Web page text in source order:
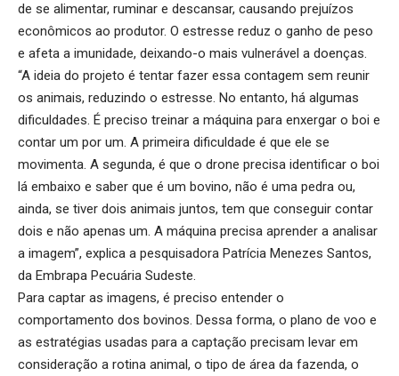
de se alimentar, ruminar e descansar, causando prejuízos
econômicos ao produtor. O estresse reduz o ganho de peso
e afeta a imunidade, deixando-o mais vulnerável a doenças.
“A ideia do projeto é tentar fazer essa contagem sem reunir
os animais, reduzindo o estresse. No entanto, há algumas
dificuldades. É preciso treinar a máquina para enxergar o boi e
contar um por um. A primeira dificuldade é que ele se
movimenta. A segunda, é que o drone precisa identificar o boi
lá embaixo e saber que é um bovino, não é uma pedra ou,
ainda, se tiver dois animais juntos, tem que conseguir contar
dois e não apenas um. A máquina precisa aprender a analisar
a imagem”, explica a pesquisadora Patrícia Menezes Santos,
da Embrapa Pecuária Sudeste.
Para captar as imagens, é preciso entender o
comportamento dos bovinos. Dessa forma, o plano de voo e
as estratégias usadas para a captação precisam levar em
consideração a rotina animal, o tipo de área da fazenda, o